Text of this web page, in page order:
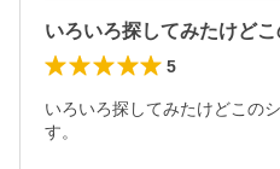
5
いろいろ探してみたけどこの
す。